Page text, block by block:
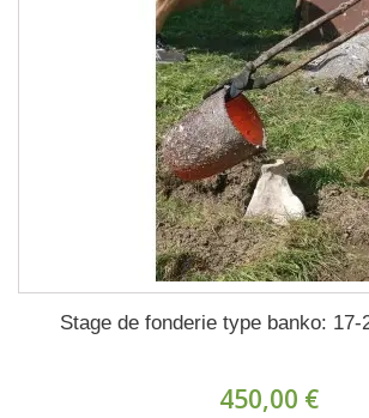
Stage de fonderie type banko: 17-
450,00 €